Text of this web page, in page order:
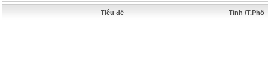
Tiêu đề Tỉnh /T.Phố